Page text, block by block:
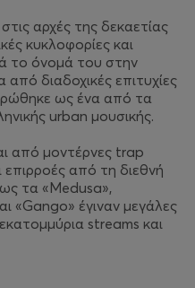
αρχές της δεκαετίας
κυκλοφορίες και
το όνομά του στην
διαδοχικές επιτυχίες
ως ένα από τα
urban μουσικής.
από μοντέρνες trap
από τη διεθνή
τα «Medusa»,
«Gango» έγιναν μεγάλες
streams και